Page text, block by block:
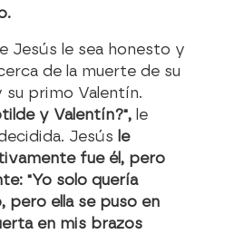
Jesús le sea honesto y
de la muerte de su
su primo Valentín.
y Valentín?", le
Jesús le
fue él, pero
"Yo solo quería
pero ella se puso en
en mis brazos